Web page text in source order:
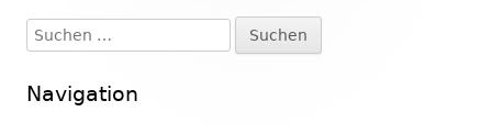
Seitenleiste
Suchen
nach:
Navigation